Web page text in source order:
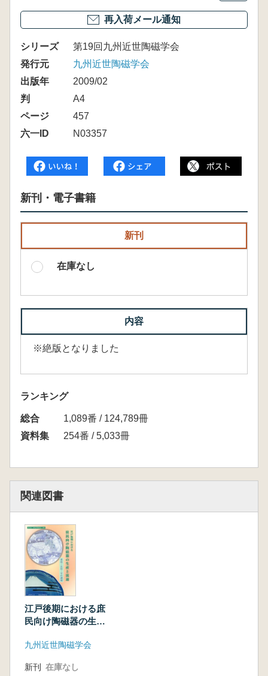
再入荷メール通知
シリーズ
第19回九州近世陶磁学会
発行元
九州近世陶磁学会
出版年
2009/02
判
A4
ページ
457
六一ID
N03357
新刊・電子書籍
新刊
在庫なし
内容
※絶版となりました
ランキング
総合
1,089番 / 124,789冊
資料集
254番 / 5,033冊
関連図書
江戸後期における庶
民向け陶磁器の生産
甲信越編)
九州近世陶磁学会
新刊 在庫なし